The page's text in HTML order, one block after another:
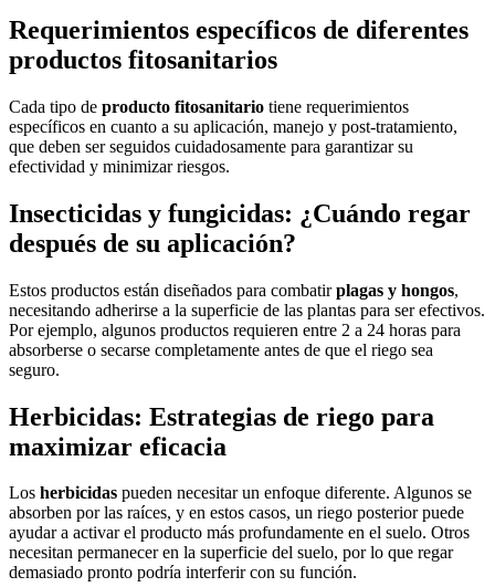
Requerimientos específicos de diferentes
productos fitosanitarios
Cada tipo de producto fitosanitario tiene requerimientos
específicos en cuanto a su aplicación, manejo y post-tratamiento,
que deben ser seguidos cuidadosamente para garantizar su
efectividad y minimizar riesgos.
Insecticidas y fungicidas: ¿Cuándo regar
después de su aplicación?
Estos productos están diseñados para combatirplagas y hongos,
necesitando adherirse a la superficie de las plantas para ser efectivos.
Por ejemplo, algunos productos requieren entre 2 a 24 horas para
absorberse o secarse completamente antes de que el riego sea
seguro.
Herbicidas: Estrategias de riego para
maximizar eficacia
Los herbicidas pueden necesitar un enfoque diferente. Algunos se
absorben por las raíces, y en estos casos, un riego posterior puede
ayudar a activar el producto más profundamente en el suelo. Otros
necesitan permanecer en la superficie del suelo, por lo que regar
demasiado pronto podría interferir con su función.